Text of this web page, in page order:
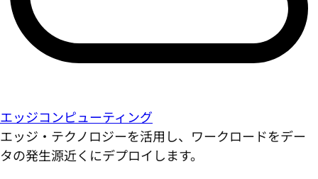
エッジコンピューティング
エッジ・テクノロジーを活用し、ワークロードをデー
タの発生源近くにデプロイします。